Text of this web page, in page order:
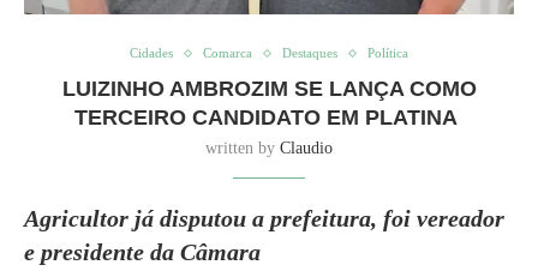
Cidades Comarca Destaques Política
LUIZINHO AMBROZIM SE LANÇA COMO
TERCEIRO CANDIDATO EM PLATINA
written by Claudio
Agricultor já disputou a prefeitura, foi vereador
e presidente da Câmara